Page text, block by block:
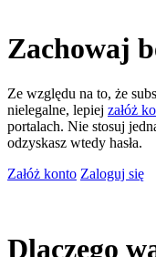
Zachowaj
Ze względu na to, że
nielegalne, lepiej załóż
portalach. Nie stosuj
odzyskasz wtedy hasła.
Załóż konto Zaloguj się
Dlaczego